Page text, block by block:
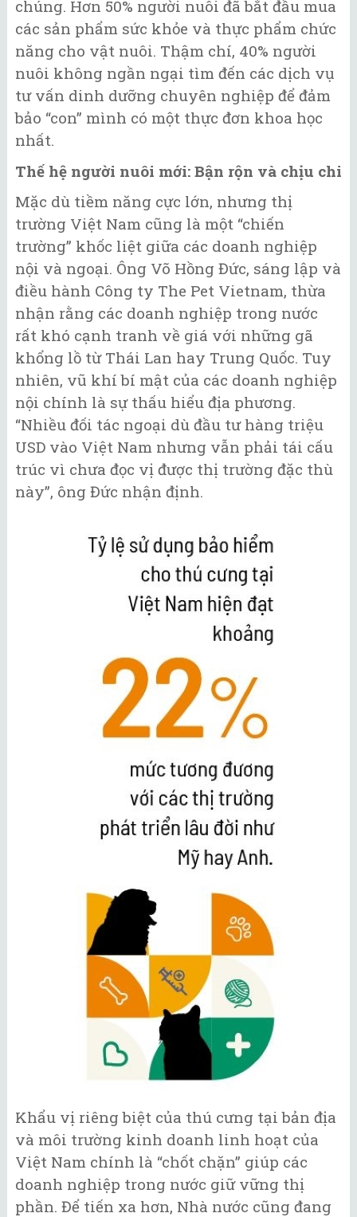
chúng. Hơn 50% người nuôi đã bắt đầu mua
các sản phẩm sức khỏe và thực phẩm chức
năng cho vật nuôi. Thậm chí, 40% người
nuôi không ngần ngại tìm đến các dịch vụ
tư vấn dinh dưỡng chuyên nghiệp để đảm
bảo “con” mình có một thực đơn khoa học
nhất.
Thế hệ người nuôi mới: Bận rộn và chịu chi
Mặc dù tiềm năng cực lớn, nhưng thị
trường Việt Nam cũng là một “chiến
trường” khốc liệt giữa các doanh nghiệp
nội và ngoại. Ông Võ Hồng Đức, sáng lập và
điều hành Công ty The Pet Vietnam, thừa
nhận rằng các doanh nghiệp trong nước
rất khó cạnh tranh về giá với những gã
khổng lồ từ Thái Lan hay Trung Quốc. Tuy
nhiên, vũ khí bí mật của các doanh nghiệp
nội chính là sự thấu hiểu địa phương.
“Nhiều đối tác ngoại dù đầu tư hàng triệu
USD vào Việt Nam nhưng vẫn phải tái cấu
trúc vì chưa đọc vị được thị trường đặc thù
này”, ông Đức nhận định.
Khẩu vị riêng biệt của thú cưng tại bản địa
và môi trường kinh doanh linh hoạt của
Việt Nam chính là “chốt chặn” giúp các
doanh nghiệp trong nước giữ vững thị
phần. Để tiến xa hơn, Nhà nước cũng đang